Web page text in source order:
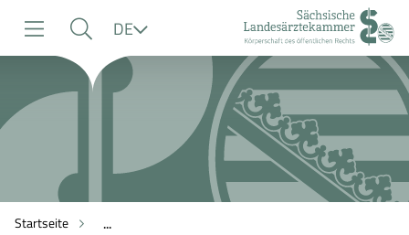
Navigation
Suche
Inhalt
DE
Startseite
...